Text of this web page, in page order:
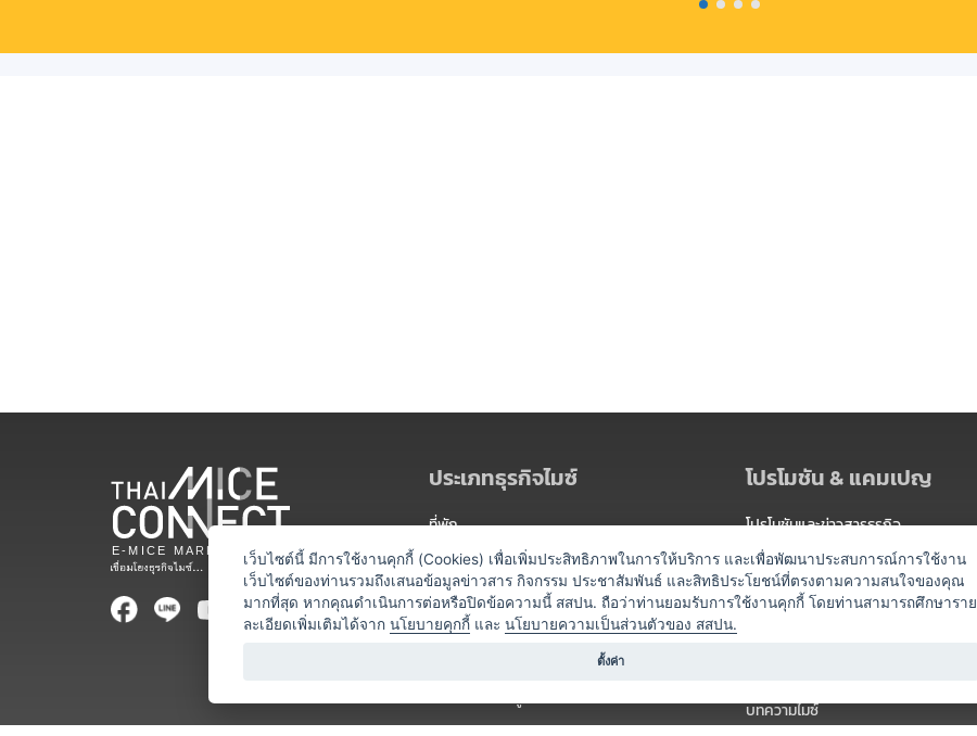
ประเภทธุรกิจไมซ์
ที่พัก
สถานที่จัดงาน
ท่องเที่ยว / นำเที่ยว
ออแกไนเซอร์
บริการสำหรับผู้จัดงาน
โปรโมชัน & แคมเปญ
โปรโมชันและข่าวสารธุรกิจ
แพ็กเกจ
แคมเปญ
บทความไมซ์
เว็บไซต์นี้ มีการใช้งานคุกกี้ (Cookies) เพื่อเพิ่มประสิทธิภาพในการให้บริการ และเพื่อพัฒนาประสบการณ์การใช้งาน
เว็บไซต์ของท่านรวมถึงเสนอข้อมูลข่าวสาร กิจกรรม ประชาสัมพันธ์ และสิทธิประโยชน์ที่ตรงตามความสนใจของคุณ
มากที่สุด หากคุณดำเนินการต่อหรือปิดข้อความนี้ สสปน. ถือว่าท่านยอมรับการใช้งานคุกกี้ โดยท่านสามารถศึกษาราย
ละเอียดเพิ่มเติมได้จาก นโยบายคุกกี้ และ นโยบายความเป็นส่วนตัวของ สสปน.
ตั้งค่า